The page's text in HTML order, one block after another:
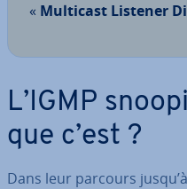
« Multicast Listener
L’IGMP
que c’est ?
Dans leur parcours